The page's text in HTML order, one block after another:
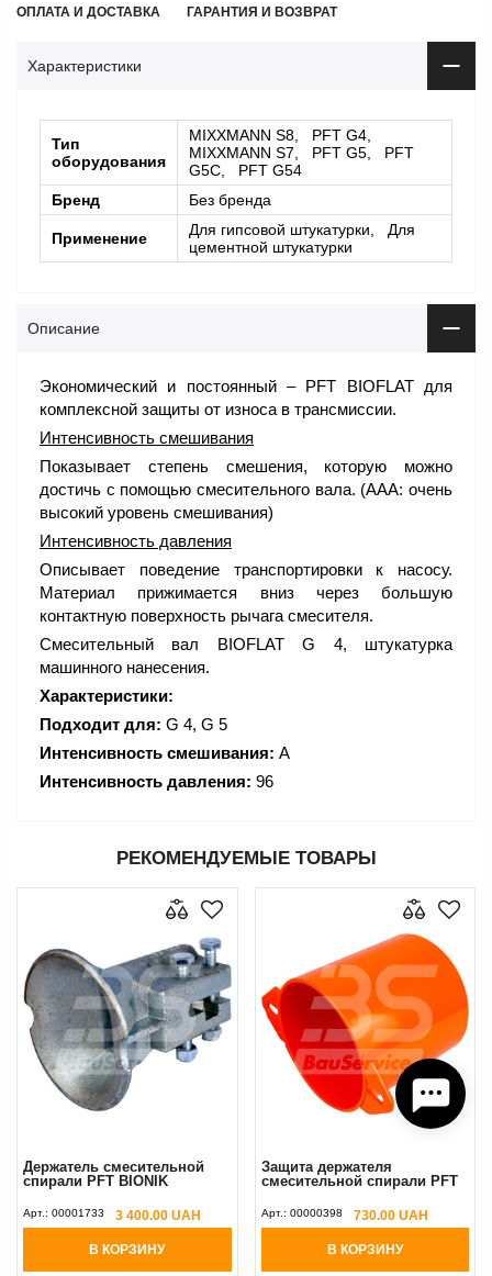
ОПЛАТА И ДОСТАВКА ГАРАНТИЯ И ВОЗВРАТ
Характеристики
Тип
оборудования
MIXXMANN S8, PFT G4,
MIXXMANN S7, PFT G5, PFT
G5C, PFT G54
Бренд
Без бренда
Применение
Для гипсовой штукатурки, Для
цементной штукатурки
Описание
Экономический и постоянный – PFT BIOFLAT для
комплексной защиты от износа в трансмиссии.
Интенсивность смешивания
Показывает степень смешения, которую можно
достичь с помощью смесительного вала. (AAA: очень
высокий уровень смешивания)
Интенсивность давления
Описывает поведение транспортировки к насосу.
Материал прижимается вниз через большую
контактную поверхность рычага смесителя.
Смесительный вал BIOFLAT G 4, штукатурка
машинного нанесения.
Характеристики:
Подходит для: G 4, G 5
Интенсивность смешивания: A
Интенсивность давления: 96
РЕКОМЕНДУЕМЫЕ ТОВАРЫ
Держатель смеcительной
спирали PFT BIONIK
Арт.: 00001733 3 400.00 UAH
В КОРЗИНУ
Защита держателя
смесительной спирали PFT
Арт.: 00000398 730.00 UAH
В КОРЗИНУ